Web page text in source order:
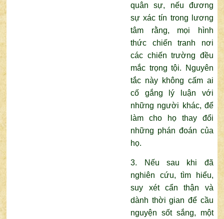
quân sự, nếu đương
sự xác tín trong lương
tâm rằng, mọi hình
thức chiến tranh nơi
các chiến trường đều
mắc trọng tội. Nguyên
tắc này không cấm ai
cố gắng lý luận với
những người khác, để
làm cho họ thay đổi
những phán đoán của
họ.
3. Nếu sau khi đã
nghiên cứu, tìm hiểu,
suy xét cẩn thận và
dành thời gian để cầu
nguyện sốt sắng, một